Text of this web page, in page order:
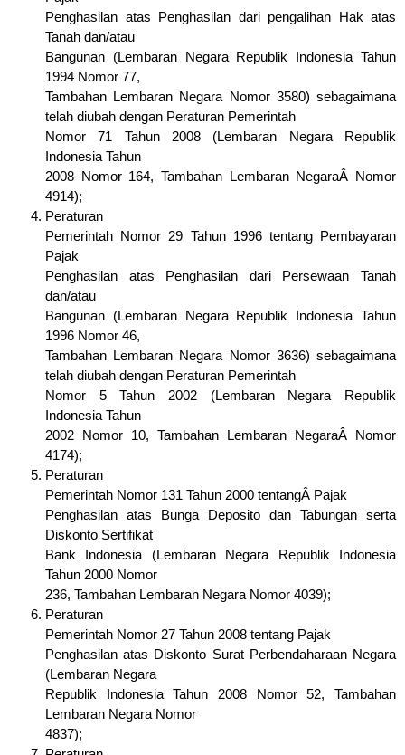
Penghasilan atas Penghasilan dari pengalihan Hak atas
Tanah dan/atau
Bangunan (Lembaran Negara Republik Indonesia Tahun
1994 Nomor 77,
Tambahan Lembaran Negara Nomor 3580) sebagaimana
telah diubah dengan Peraturan Pemerintah
Nomor 71 Tahun 2008 (Lembaran Negara Republik
Indonesia Tahun
2008 Nomor 164, Tambahan Lembaran NegaraÂ Nomor
4914);
Peraturan
Pemerintah Nomor 29 Tahun 1996 tentang Pembayaran
Pajak
Penghasilan atas Penghasilan dari Persewaan Tanah
dan/atau
Bangunan (Lembaran Negara Republik Indonesia Tahun
1996 Nomor 46,
Tambahan Lembaran Negara Nomor 3636) sebagaimana
telah diubah dengan Peraturan Pemerintah
Nomor 5 Tahun 2002 (Lembaran Negara Republik
Indonesia Tahun
2002 Nomor 10, Tambahan Lembaran NegaraÂ Nomor
4174);
Peraturan
Pemerintah Nomor 131 Tahun 2000 tentangÂ Pajak
Penghasilan atas Bunga Deposito dan Tabungan serta
Diskonto Sertifikat
Bank Indonesia (Lembaran Negara Republik Indonesia
Tahun 2000 Nomor
236, Tambahan Lembaran Negara Nomor 4039);
Peraturan
Pemerintah Nomor 27 Tahun 2008 tentang Pajak
Penghasilan atas Diskonto Surat Perbendaharaan Negara
(Lembaran Negara
Republik Indonesia Tahun 2008 Nomor 52, Tambahan
Lembaran Negara Nomor
4837);